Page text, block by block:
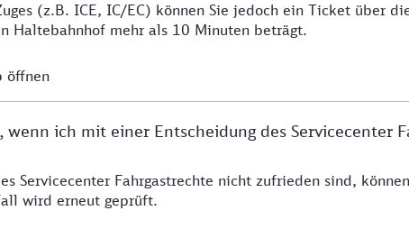
(z.B. ICE, IC/EC) können Sie jedoch ein Ticket über
Haltebahnhof mehr als 10 Minuten beträgt.
öffnen
ich mit einer Entscheidung des Servicecenter
Servicecenter Fahrgastrechte nicht zufrieden sind,
wird erneut geprüft.